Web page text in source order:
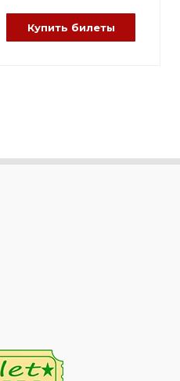
Купить билеты